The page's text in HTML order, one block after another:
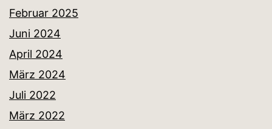
Februar 2025
Juni 2024
April 2024
März 2024
Juli 2022
März 2022